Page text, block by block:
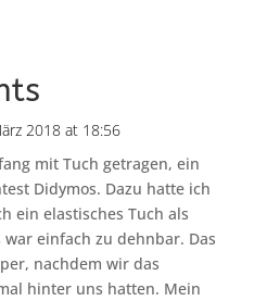
2018 at 18:56
mit Tuch getragen, ein
Didymos. Dazu hatte ich
ein elastisches Tuch als
war einfach zu dehnbar. Das
nachdem wir das
hinter uns hatten. Mein